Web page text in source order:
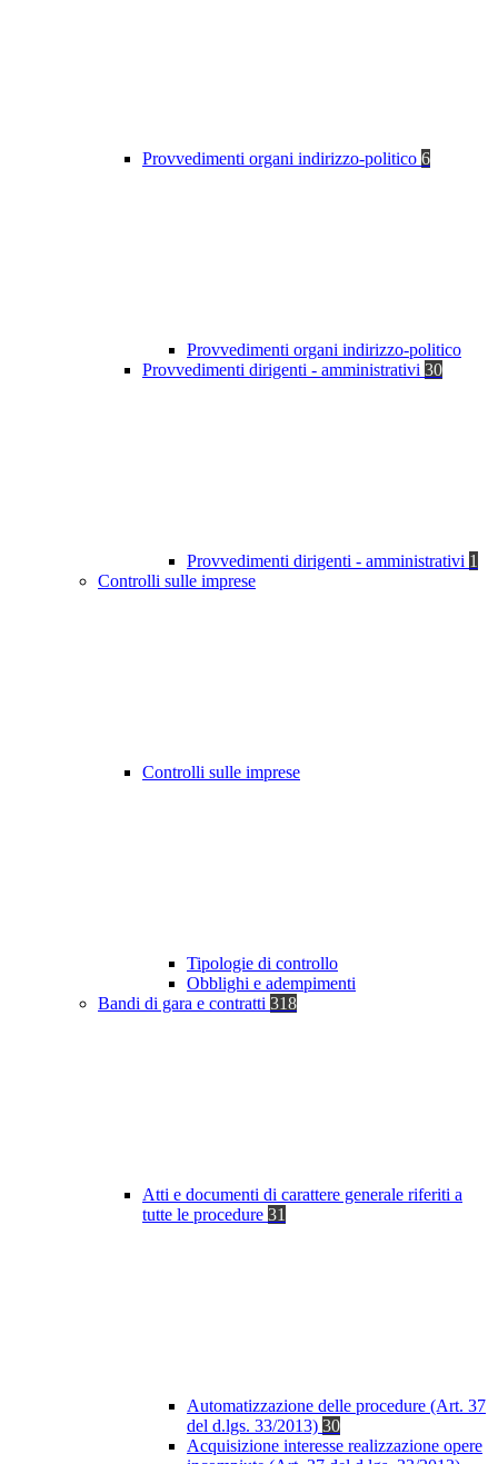
Provvedimenti organi indirizzo-politico 6
Provvedimenti organi indirizzo-politico
Provvedimenti dirigenti - amministrativi 30
Provvedimenti dirigenti - amministrativi 1
Controlli sulle imprese
Controlli sulle imprese
Tipologie di controllo
Obblighi e adempimenti
Bandi di gara e contratti 318
Atti e documenti di carattere generale riferiti a
tutte le procedure 31
Automatizzazione delle procedure (Art. 37
del d.lgs. 33/2013) 30
Acquisizione interesse realizzazione opere